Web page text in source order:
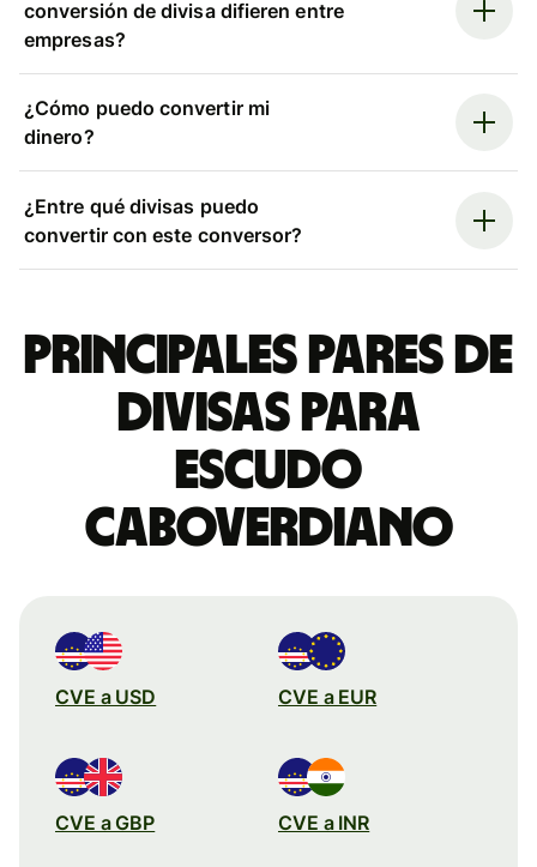
conversión de divisa difieren entre
empresas?
¿Cómo puedo convertir mi
dinero?
¿Entre qué divisas puedo
convertir con este conversor?
Principales pares de
divisas para
escudo
caboverdiano
CVE a USD CVE a EUR
CVE a GBP CVE a INR